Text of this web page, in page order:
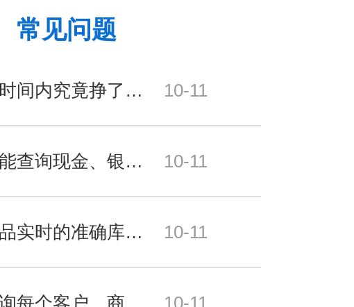
常见问题
我想知道在一段时间内究竟挣了多少？ 10-11
进销存管理软件能查询现金、银行存款的流动明细吗？ 10-11
我想知道每件产品实时的准确库存，可以吗？ 10-11
10-11